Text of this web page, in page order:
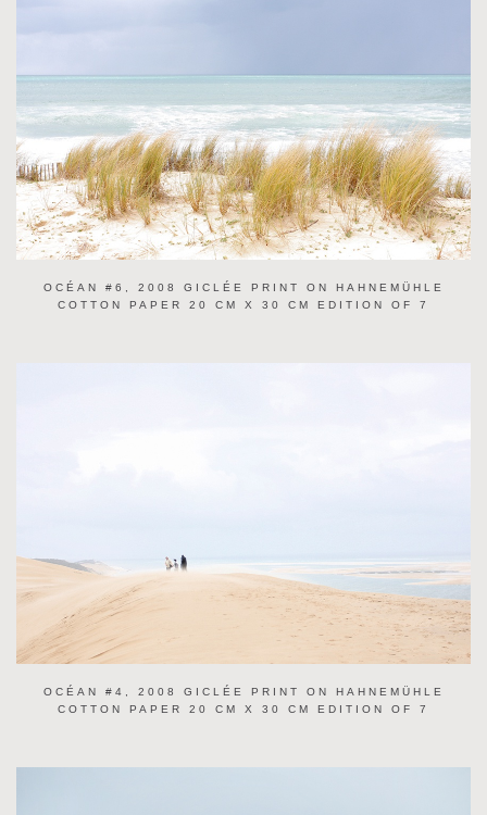
OCÉAN #6, 2008 GICLÉE PRINT ON HAHNEMÜHLE
COTTON PAPER 20 CM X 30 CM EDITION OF 7
OCÉAN #4, 2008 GICLÉE PRINT ON HAHNEMÜHLE
COTTON PAPER 20 CM X 30 CM EDITION OF 7